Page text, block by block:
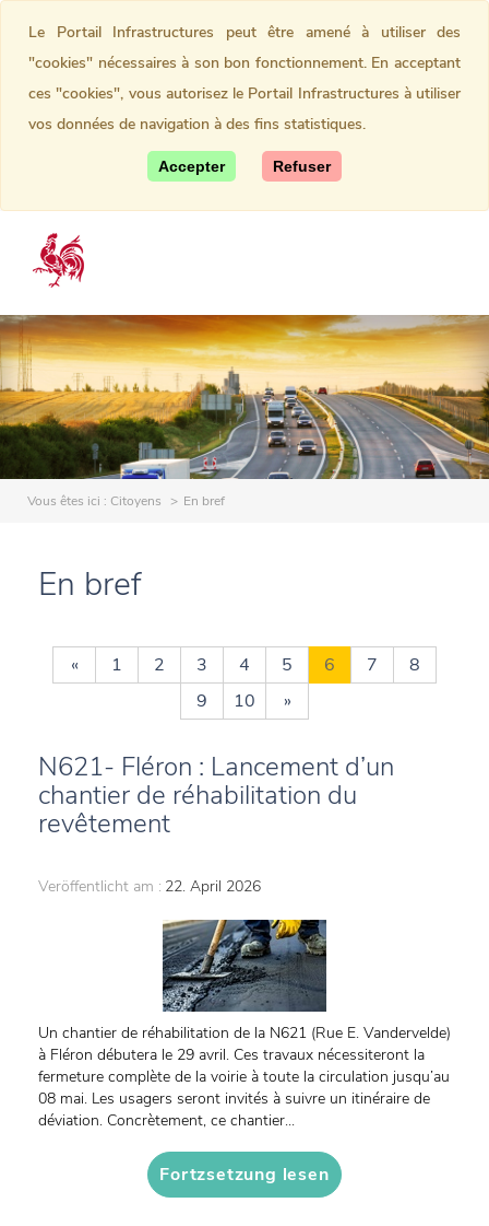
Vous êtes ici : Citoyens En bref
En bref
« 1 2 3 4 5 6 7
8
9
10 »
N621- Fléron : Lancement d’un
chantier de réhabilitation du
revêtement
Veröffentlicht am : 22. April 2026
Un chantier de réhabilitation de la N621 (Rue E. Vandervelde)
à Fléron débutera le 29 avril. Ces travaux nécessiteront la
fermeture complète de la voirie à toute la circulation jusqu’au
08 mai. Les usagers seront invités à suivre un itinéraire de
déviation. Concrètement, ce chantier...
Fortzsetzung lesen
Le Portail Infrastructures peut être amené à utiliser des
"cookies" nécessaires à son bon fonctionnement. En acceptant
ces "cookies", vous autorisez le Portail Infrastructures à utiliser
vos données de navigation à des fins statistiques.
Accepter Refuser